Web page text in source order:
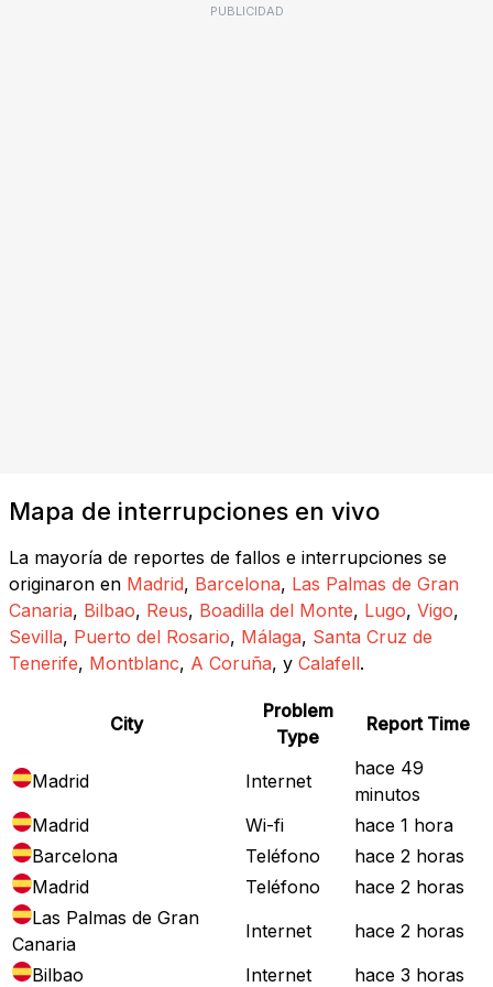
PUBLICIDAD
Mapa de interrupciones en vivo
La mayoría de reportes de fallos e interrupciones se
originaron en Madrid, Barcelona, Las Palmas de Gran
Canaria, Bilbao, Reus, Boadilla del Monte, Lugo, Vigo,
Sevilla, Puerto del Rosario, Málaga, Santa Cruz de
Tenerife, Montblanc, A Coruña, y Calafell.
City
Problem
Type
Report Time
Madrid Internet
hace 49
minutos
Madrid
Wi-fi
hace 1 hora
Barcelona
Teléfono
hace 2 horas
Madrid
Teléfono
hace 2 horas
Las Palmas de Gran
Canaria
Internet
hace 2 horas
Bilbao
Internet
hace 3 horas